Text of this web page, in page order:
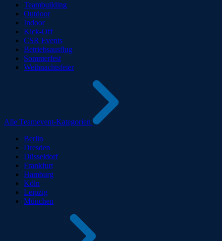
Teambuilding
Outdoor
Indoor
Kick-Off
CSR Events
Betriebsausflug
Sommerfest
Weihnachtsfeier
Alle Teamevent-Kategorien
Berlin
Dresden
Düsseldorf
Frankfurt
Hamburg
Köln
Leipzig
München